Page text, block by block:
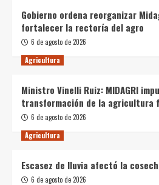
Gobierno ordena reorganizar
fortalecer la rectoría del agro
6 de agosto de 2026
Agricultura
Ministro Vinelli Ruiz: MIDAGRI
transformación de la agricultura
6 de agosto de 2026
Agricultura
Escasez de lluvia afectó la
6 de agosto de 2026